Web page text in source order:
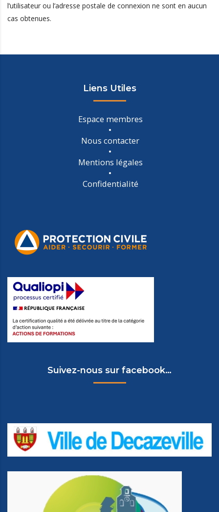
l’utilisateur ou l’adresse postale de connexion ne sont en aucun
cas obtenues.
Liens Utiles
Espace membres
Nous contacter
Mentions légales
Confidentialité
Suivez-nous sur facebook…